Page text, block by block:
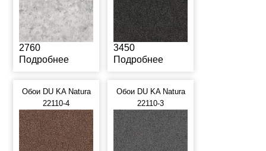
2760
Подробнее
3450
Подробнее
Обои DU KA Natura
22110-4
Обои DU KA Natura
22110-3